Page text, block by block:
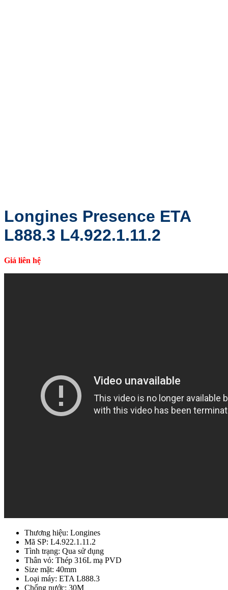
Longines Presence ETA
L888.3 L4.922.1.11.2
Giá liên hệ
Thương hiệu: Longines
Mã SP: L4.922.1.11.2
Tình trạng: Qua sử dụng
Thân vỏ: Thép 316L mạ PVD
Size mặt: 40mm
Loại máy: ETA L888.3
Chống nước: 30M